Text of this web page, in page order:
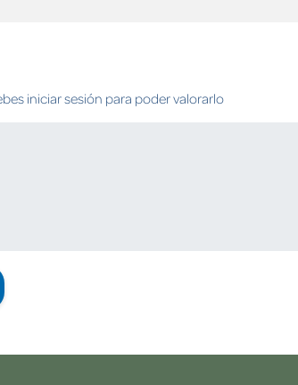
iniciar sesión para poder valorarlo